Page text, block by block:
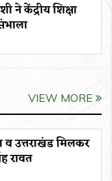
ने केंद्रीय शिक्षा
VIEW MORE
व उत्तराखंड मिलकर
रावत